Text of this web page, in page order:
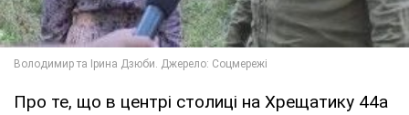
Про те, що в центрі столиці на Хрещатику 44а